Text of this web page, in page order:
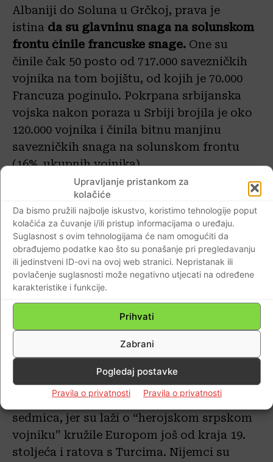
Upravljanje pristankom za
kolačiće
Da bismo pružili najbolje iskustvo, koristimo tehnologije poput
kolačića za čuvanje i/ili pristup informacijama o uređaju.
Suglasnost s ovim tehnologijama će nam omogućiti da
obrađujemo podatke kao što su ponašanje pri pregledavanju
ili jedinstveni ID-ovi na ovoj web stranici. Nepristanak ili
povlačenje suglasnosti može negativno utjecati na određene
karakteristike i funkcije.
Prihvati
Zabrani
Pogledaj postavke
Pravila o privatnosti Pravila o privatnosti
Albaniji do Soluna u Grčkoj, prava je
istina da su glavninu snaga na solunskom
frontu činile francuske snage. One su
činile čak 50 posto od 717.000 savezničkih
vojnika na tom bojištu, od kojih je 70.000
Francuza poginulo. Pokrpana srbijanska
vojska nakon poraza u Srbiji brojila je oko
120.000 vojnika i činila bitnu manjinu
savezničkih snaga na solunskom frontu
(16% ukupnih vojnika).
Ali da je Srbija kapitalizirala svojom
sposobnom i prijetvornom diplomacijom I.
svjetski rat – to je istina.
U II. svjetskom
ratu Srbija i Beograd pada bez
borbe,a1944. Srbija je oslobođena od
Crvene Armije.
Srbijanski vojnik je
rata, kada su Nijemci bez borbe ušli u
glavni grad.
Njemačka vojska je u svega tri dana ušla u
Beograd u II. svjetskom ratu,premda je
Hitler mislio da će borbe za grad trajati više
sedmica, jer su laži o “herojskom srpskom
vojniku” kružile Europom još od kraja 19.
stoljeća i ratova s Turcima. Nijemci su